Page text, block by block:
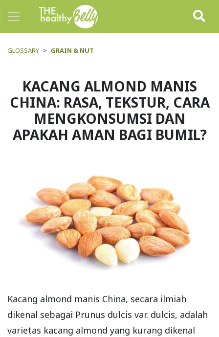
GLOSSARY GRAIN & NUT
KACANG ALMOND MANIS
CHINA: RASA, TEKSTUR, CARA
MENGKONSUMSI DAN
APAKAH AMAN BAGI BUMIL?
Kacang almond manis China, secara ilmiah
dikenal sebagai Prunus dulcis var. dulcis, adalah
varietas kacang almond yang kurang dikenal